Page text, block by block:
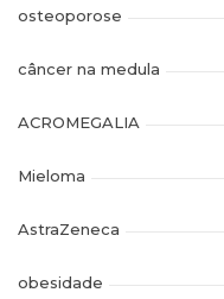
osteoporose
câncer na medula
ACROMEGALIA
Mieloma
AstraZeneca
obesidade